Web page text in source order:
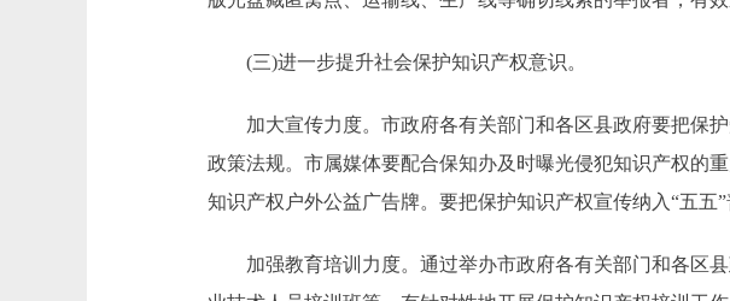
(三)进一步提升社会保护知识产权意识。
加大宣传力度。市政府各有关部门和各区县政府要把保护
政策法规。市属媒体要配合保知办及时曝光侵犯知识产权的
知识产权户外公益广告牌。要把保护知识产权宣传纳入“五五
加强教育培训力度。通过举办市政府各有关部门和各区县